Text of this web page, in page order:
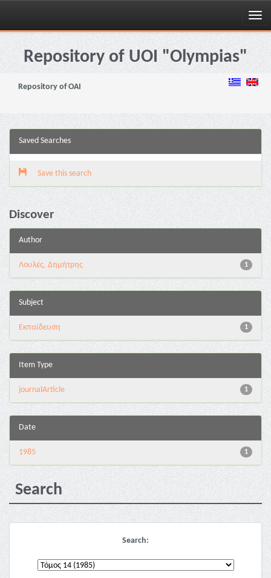
Skip
navigationRepository of UOI "Olympias"
Repository of OAI
Saved Searches
Save this search
Discover
Author
1
Λουλές, Δημήτρης
Subject
1
Εκπαίδευση
Item Type
1
journalArticle
Date
1
1985
Search
Search: